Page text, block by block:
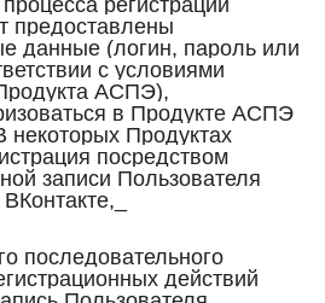
предоставлены
данные (логин, пароль или
с условиями
АСПЭ),
в Продукте АСПЭ
некоторых Продуктах
посредством
записи Пользователя
последовательного
действий